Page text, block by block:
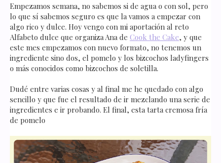
Empezamos semana, no sabemos si de agua o con sol, pero
lo que sí sabemos seguro es que la vamos a empezar con
algo rico y dulce. Hoy vengo con mi aportación al reto
Alfabeto dulce que organiza Ana de Cook the Cake, y que
este mes empezamos con nuevo formato, no tenemos un
ingrediente sino dos, el pomelo y los bizcochos ladyfingers
o más conocidos como bizcochos de soletilla.
Dudé entre varias cosas y al final me he quedado con algo
sencillo y que fue el resultado de ir mezclando una serie de
ingredientes e ir probando. El final, esta tarta cremosa fría
de pomelo